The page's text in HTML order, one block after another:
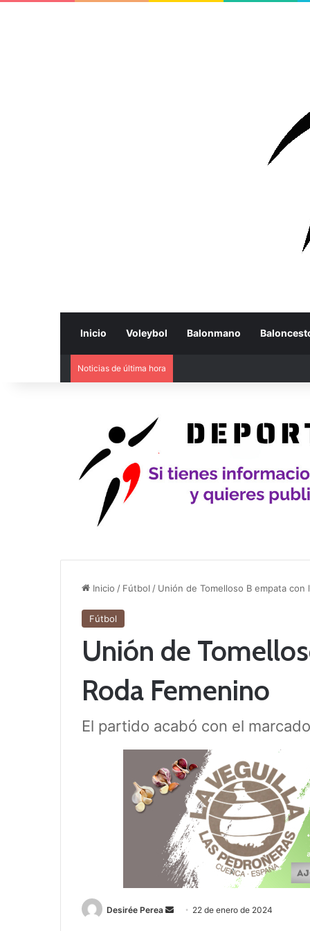
Inicio Voleybol Balonmano
Noticias de última hora
Inicio / Fútbol / Unión de Tomelloso B empata con
Fútbol
Unión de
Roda Femenino
El partido acabó con el
Desirée Perea 22 de enero de 2024